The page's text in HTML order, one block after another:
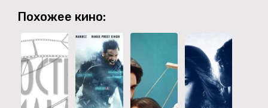
Похожее кино: